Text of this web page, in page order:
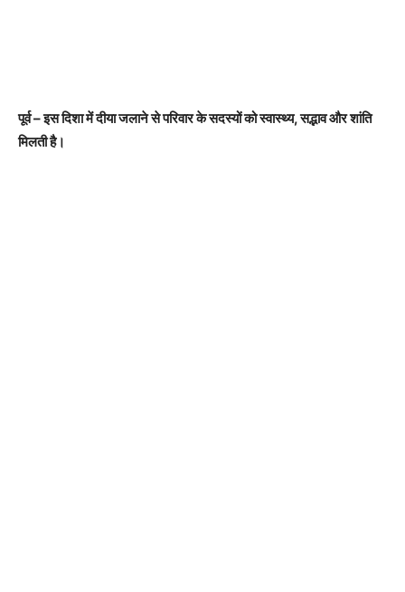
पूर्व – इस दिशा में दीया जलाने से परिवार के सदस्यों को स्वास्थ्य, सद्भाव और शांति
मिलती है।